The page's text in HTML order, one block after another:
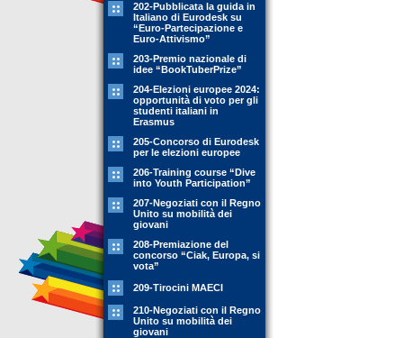
202-Pubblicata la guida in
Italiano di Eurodesk su
“Euro-Partecipazione e
Euro-Attivismo”
203-Premio nazionale di
idee “BookTuberPrize”
204-Elezioni europee 2024:
opportunità di voto per gli
studenti italiani in
Erasmus
205-Concorso di Eurodesk
per le elezioni europee
206-Training course “Dive
into Youth Participation”
207-Negoziati con il Regno
Unito su mobilità dei
giovani
208-Premiazione del
concorso “Ciak, Europa, si
vota”
209-Tirocini MAECI
210-Negoziati con il Regno
Unito su mobilità dei
giovani